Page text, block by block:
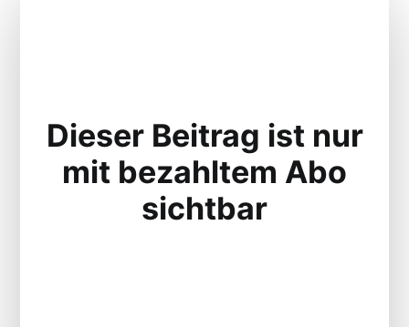
Dieser Beitrag ist nur
mit bezahltem Abo
sichtbar